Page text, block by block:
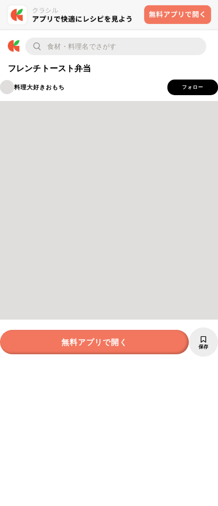
フレンチトースト弁当
料理大好きおもち フォロー
無料アプリで開く 保存